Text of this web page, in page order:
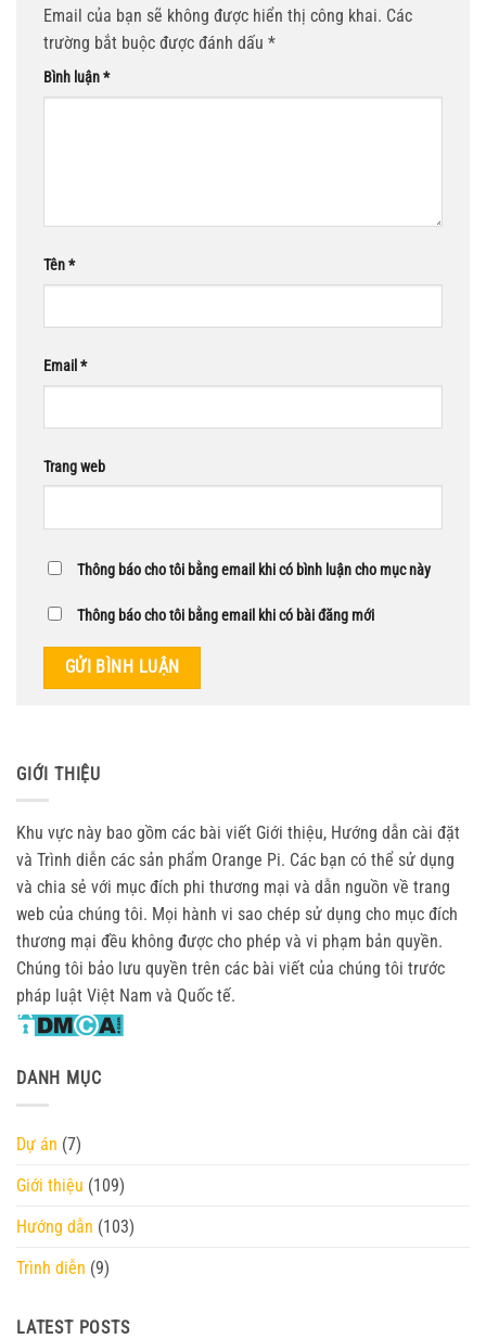
Email của bạn sẽ không được hiển thị công khai. Các
trường bắt buộc được đánh dấu *
Bình luận*
Tên*
Email *
Trang web
Thông báo cho tôi bằng email khi có bình luận cho mục này
Thông báo cho tôi bằng email khi có bài đăng mới
GIỚI THIỆU
Khu vực này bao gồm các bài viết Giới thiệu, Hướng dẫn cài đặt
và Trình diễn các sản phẩm Orange Pi. Các bạn có thể sử dụng
và chia sẻ với mục đích phi thương mại và dẫn nguồn về trang
web của chúng tôi. Mọi hành vi sao chép sử dụng cho mục đích
thương mại đều không được cho phép và vi phạm bản quyền.
Chúng tôi bảo lưu quyền trên các bài viết của chúng tôi trước
pháp luật Việt Nam và Quốc tế.
DANH MỤC
Dự án (7)
Giới thiệu (109)
Hướng dẫn (103)
Trình diễn (9)
LATEST POSTS